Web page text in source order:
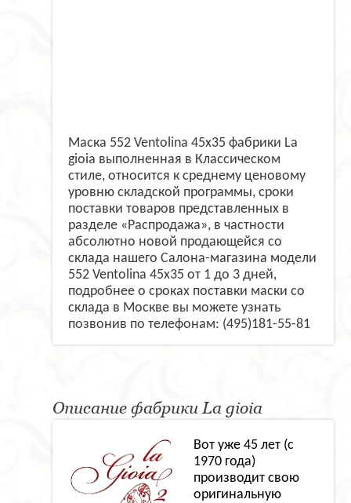
Маска 552 Ventolina 45х35 фабрики La
gioia выполненная в Классическом
стиле, относится к среднему ценовому
уровню складской программы, сроки
поставки товаров представленных в
разделе «Распродажа», в частности
абсолютно новой продающейся со
склада нашего Салона-магазина модели
552 Ventolina 45х35 от 1 до 3 дней,
подробнее о сроках поставки маски со
склада в Москве вы можете узнать
позвонив по телефонам: (495)181-55-81
Описание фабрики La gioia
Вот уже 45 лет (с
1970 года)
производит свою
оригинальную